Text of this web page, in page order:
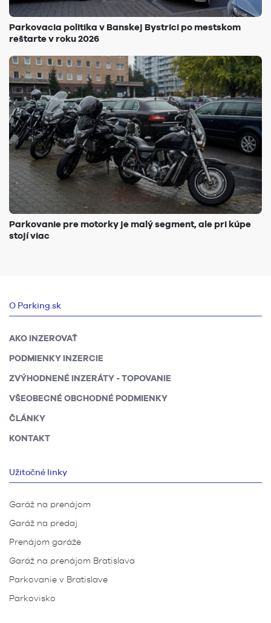
Parkovacia politika v Banskej Bystrici po mestskom
reštarte v roku 2026
Parkovanie pre motorky je malý segment, ale pri kúpe
stojí viac
O Parking.sk
AKO INZEROVAŤ
PODMIENKY INZERCIE
ZVÝHODNENÉ INZERÁTY - TOPOVANIE
VŠEOBECNÉ OBCHODNÉ PODMIENKY
ČLÁNKY
KONTAKT
Užitočné linky
Garáž na prenájom
Garáž na predaj
Prenájom garáže
Garáž na prenájom Bratislava
Parkovanie v Bratislave
Parkovisko